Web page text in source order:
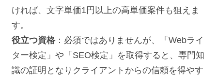
ければ、文字単価1円以上の高単価案件も狙えま
す。
役立つ資格：必須ではありませんが、「Webライ
ター検定」や「SEO検定」を取得すると、専門知
識の証明となりクライアントからの信頼を得やす